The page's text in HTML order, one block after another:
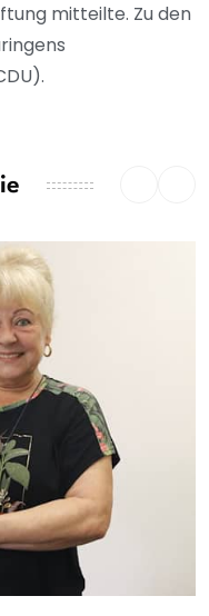
mitteilte. Zu den